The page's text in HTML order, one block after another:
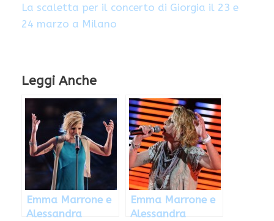
La scaletta per il concerto di Giorgia il 23 e
24 marzo a Milano
Leggi Anche
Emma Marrone e
Alessandra
Emma Marrone e
Alessandra